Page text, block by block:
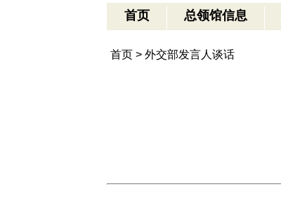
首页 总领馆信息
首页 > 外交部发言人谈话